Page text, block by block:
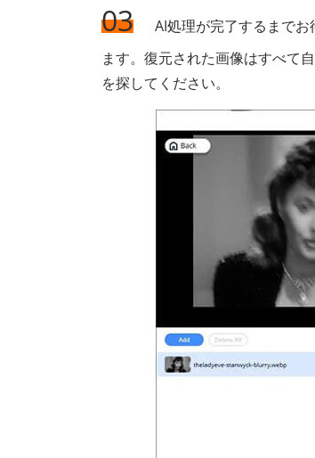
03
AI処理が完了するまで
ます。復元された画像はすべて
を探してください。